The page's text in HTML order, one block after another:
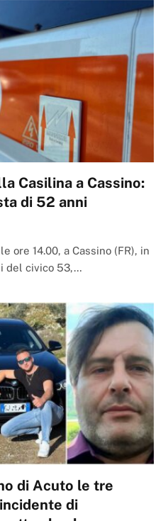
Casilina a Cassino:
di 52 anni
ore 14.00, a Cassino (FR), in
del civico 53,…
di Acuto le tre
di